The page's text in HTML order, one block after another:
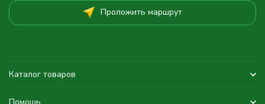
Проложить маршрут
Каталог товаров